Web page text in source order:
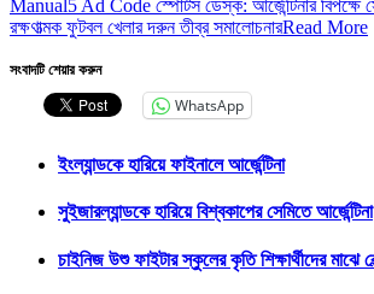
Manual5 Ad Code স্পোর্টস ডেস্ক: আর্জেন্টিনার বিপক্ষে
রক্ষণাত্মক ফুটবল খেলার দরুন তীব্র সমালোচনারRead More
সংবাদটি শেয়ার করুন
WhatsApp
ইংল্যান্ডকে হারিয়ে ফাইনালে আর্জেন্টিনা
সুইজারল্যান্ডকে হারিয়ে বিশ্বকাপের সেমিতে আর্জেন্টিনা
চাইনিজ উশু ফাইটার স্কুলের কৃতি শিক্ষার্থীদের মাঝে